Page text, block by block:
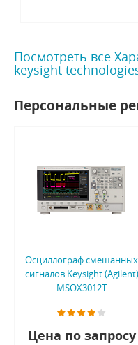
Посмотреть все
keysight
Персональные
Осциллограф смешанных
сигналов Keysight (Agilent)
MSOX3012T
Цена по запросу